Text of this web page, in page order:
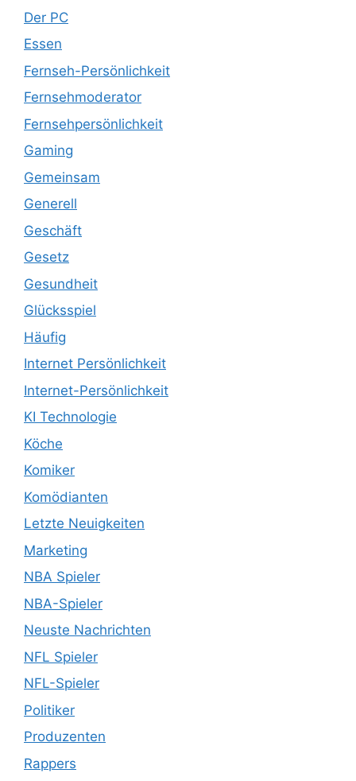
Der PC
Essen
Fernseh-Persönlichkeit
Fernsehmoderator
Fernsehpersönlichkeit
Gaming
Gemeinsam
Generell
Geschäft
Gesetz
Gesundheit
Glücksspiel
Häufig
Internet Persönlichkeit
Internet-Persönlichkeit
KI Technologie
Köche
Komiker
Komödianten
Letzte Neuigkeiten
Marketing
NBA Spieler
NBA-Spieler
Neuste Nachrichten
NFL Spieler
NFL-Spieler
Politiker
Produzenten
Rappers